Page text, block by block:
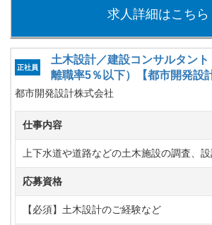
求人詳細はこちら
正社員
土木設計／建設コンサルタント
離職率5％以下）【都市開発設
都市開発設計株式会社
仕事内容
上下水道や道路などの土木施設の調査、
応募資格
【必須】土木設計のご経験など